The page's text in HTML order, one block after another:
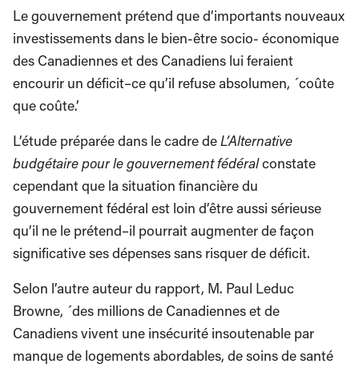
Le gouvernement prétend que d’importants nouveaux
investissements dans le bien-être socio- économique
des Canadiennes et des Canadiens lui feraient
encourir un déficit–ce qu’il refuse absolumen, ´coûte
que coûte.’
L’étude préparée dans le cadre deL’Alternative
budgétaire pour le gouvernement fédéralconstate
cependant que la situation financière du
gouvernement fédéral est loin d’être aussi sérieuse
qu’il ne le prétend–il pourrait augmenter de façon
significative ses dépenses sans risquer de déficit.
Selon l’autre auteur du rapport, M. Paul Leduc
Browne, ´des millions de Canadiennes et de
Canadiens vivent une insécurité insoutenable par
manque de logements abordables, de soins de santé